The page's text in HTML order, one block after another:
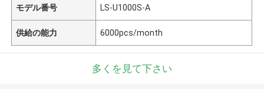
モデル番号 LS-U1000S-A
供給の能力 6000pcs/month
多くを見て下さい